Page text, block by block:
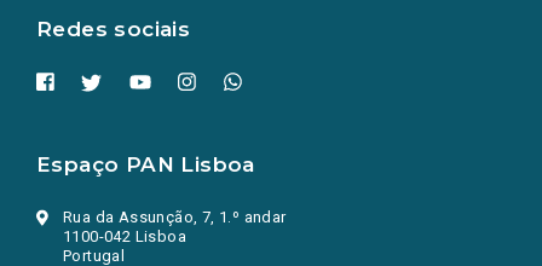
Redes sociais
Espaço PAN Lisboa
Rua da Assunção, 7, 1.º andar
1100-042 Lisboa
Portugal